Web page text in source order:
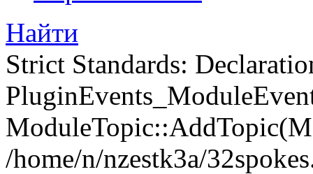
Найти
Strict Standards:
/home/n/nzestk3a/